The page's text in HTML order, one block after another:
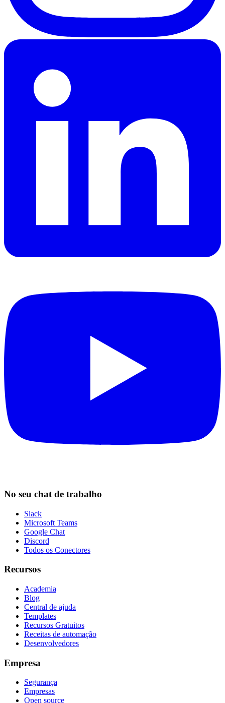
No seu chat de trabalho
Slack
Microsoft Teams
Google Chat
Discord
Todos os Conectores
Recursos
Academia
Blog
Central de ajuda
Templates
Recursos Gratuitos
Receitas de automação
Desenvolvedores
Empresa
Segurança
Empresas
Open source